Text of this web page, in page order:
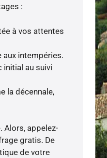
:
à vos attentes
aux intempéries.
initial au suivi
la décennale,
Alors, appelez-
gratis. De
de votre